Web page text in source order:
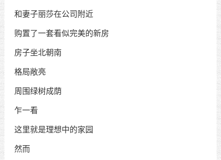
和妻子丽莎在公司附近
购置了一套看似完美的新房
房子坐北朝南
格局敞亮
周围绿树成荫
乍一看
这里就是理想中的家园
然而